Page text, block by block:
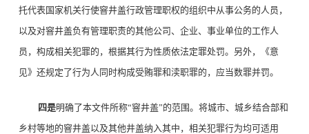
托代表国家机关行使窨井盖行政管理职权的组织中从事公务的人员，
以及对窨井盖负有管理职责的其他公司、企业、事业单位的工作人
员，构成相关犯罪的，根据其行为性质依法定罪处罚。另外，《意
见》还规定了行为人同时构成受贿罪和渎职罪的，应当数罪并罚。
四是明确了本文件所称“窨井盖”的范围。将城市、城乡结合部和
乡村等地的窨井盖以及其他井盖纳入其中，相关犯罪行为均可适用